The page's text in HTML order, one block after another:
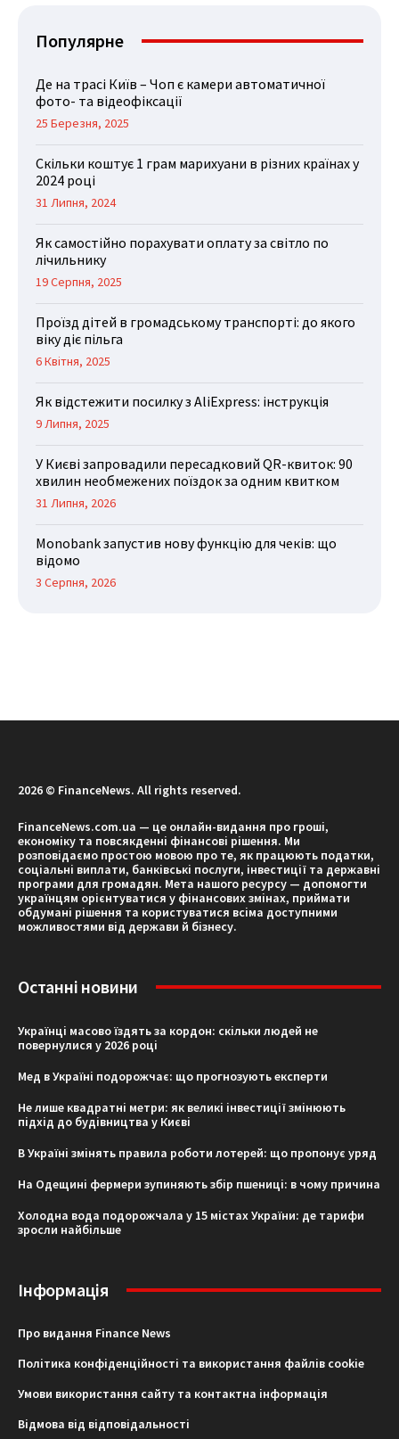
Популярне
Де на трасі Київ – Чоп є камери автоматичної
фото- та відеофіксації
25 Березня, 2025
Скільки коштує 1 грам марихуани в різних країнах у
2024 році
31 Липня, 2024
Як самостійно порахувати оплату за світло по
лічильнику
19 Серпня, 2025
Проїзд дітей в громадському транспорті: до якого
віку діє пільга
6 Квітня, 2025
Як відстежити посилку з AliExpress: інструкція
9 Липня, 2025
У Києві запровадили пересадковий QR-квиток: 90
хвилин необмежених поїздок за одним квитком
31 Липня, 2026
Monobank запустив нову функцію для чеків: що
відомо
3 Серпня, 2026
2026 © FinanceNews. All rights reserved.
FinanceNews.com.ua — це онлайн-видання про гроші,
економіку та повсякденні фінансові рішення. Ми
розповідаємо простою мовою про те, як працюють податки,
соціальні виплати, банківські послуги, інвестиції та державні
програми для громадян. Мета нашого ресурсу — допомогти
українцям орієнтуватися у фінансових змінах, приймати
обдумані рішення та користуватися всіма доступними
можливостями від держави й бізнесу.
Останні новини
Українці масово їздять за кордон: скільки людей не
повернулися у 2026 році
Мед в Україні подорожчає: що прогнозують експерти
Не лише квадратні метри: як великі інвестиції змінюють
підхід до будівництва у Києві
В Україні змінять правила роботи лотерей: що пропонує уряд
На Одещині фермери зупиняють збір пшениці: в чому причина
Холодна вода подорожчала у 15 містах України: де тарифи
зросли найбільше
Інформація
Про видання Finance News
Політика конфіденційності та використання файлів cookie
Умови використання сайту та контактна інформація
Відмова від відповідальності